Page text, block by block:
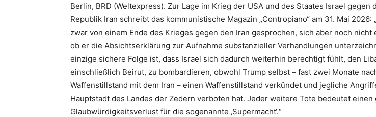
Berlin, BRD (Weltexpress). Zur Lage im Krieg der USA und des Staates Israel gegen
Republik Iran schreibt das kommunistische Magazin „Contropiano“ am 31. Mai 2026:
zwar von einem Ende des Krieges gegen den Iran gesprochen, sich aber noch nicht
ob er die Absichtserklärung zur Aufnahme substanzieller Verhandlungen
einzige sichere Folge ist, dass Israel sich dadurch weiterhin berechtigt fühlt, den
einschließlich Beirut, zu bombardieren, obwohl Trump selbst – fast zwei Monate
Waffenstillstand mit dem Iran – einen Waffenstillstand verkündet und jegliche
Hauptstadt des Landes der Zedern verboten hat. Jeder weitere Tote bedeutet einen
Glaubwürdigkeitsverlust für die sogenannte ‚Supermacht‘.“